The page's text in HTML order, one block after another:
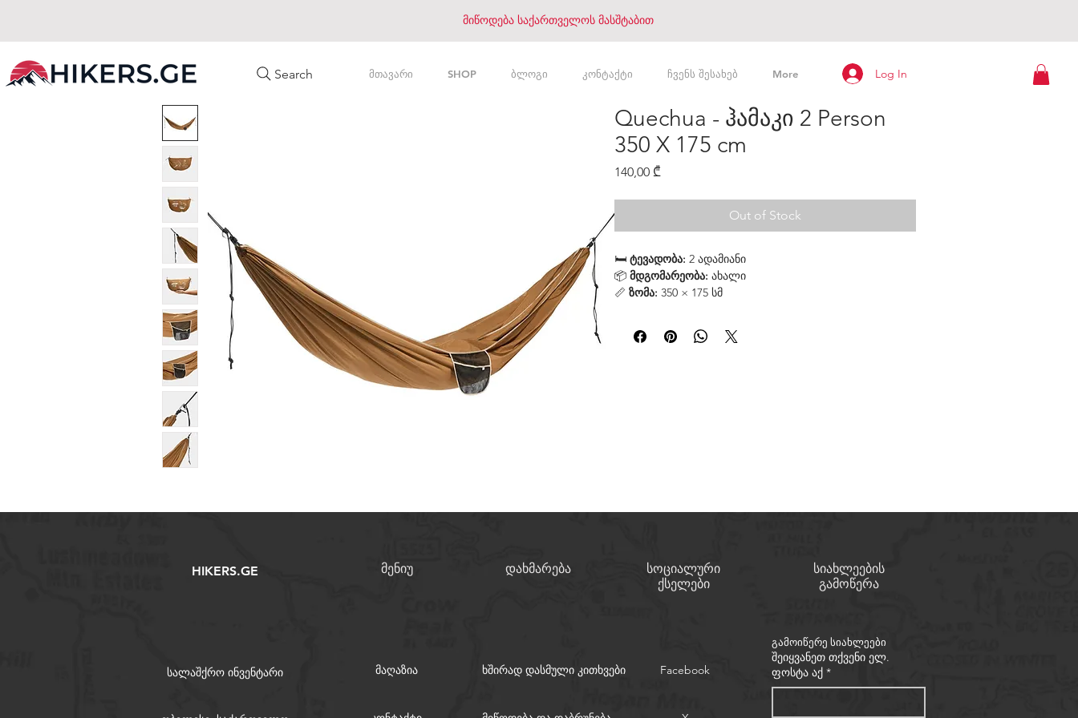
მთავარი SHOP ბლოგი კონტაქტი ჩვენს შესახებ More
მიწოდება საქართველოს მასშტაბით
Search Log In
Quechua - ჰამაკი 2 Person
350 X 175 cm
140,00 ₾
Out of Stock
🛏️ ტევადობა: 2 ადამიანი
📦 მდგომარეობა: ახალი
📏 ზომა: 350 × 175 სმ
მოცულობა დაკეცილ მდგომარეობაში:
ბადე: არ აქვს ინტეგრირებული ბადე
HIKERS.GE მენიუ დახმარება
სოციალური
ქსელები
სიახლეების
გამოწერა
სალაშქრო ინვენტარი მაღაზია ხშირად დასმული კითხვები Facebook
გამოიწერე სიახლეები
შეიყვანეთ თქვენი ელ.
ფოსტა აქ *